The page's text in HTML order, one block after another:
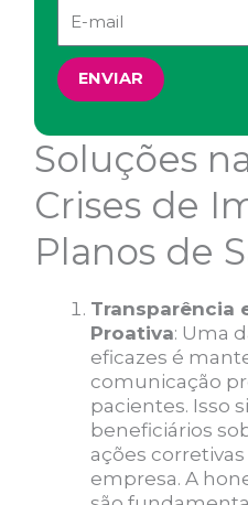
ENVIAR
Soluções
Crises de
Planos de
Transparência
Proativa: Uma
eficazes é
comunicação
pacientes. Isso
beneficiários
ações
empresa. A